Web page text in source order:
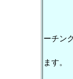
ーチン
自分
ます。
また